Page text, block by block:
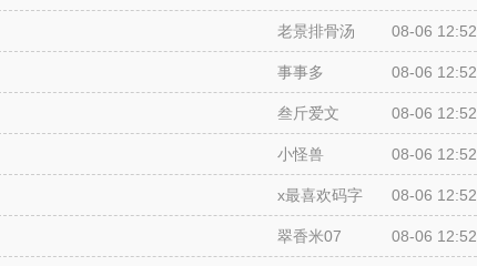
08-06 12:52
老景排骨汤
08-06 12:52
事事多
08-06 12:52
叁斤爱文
08-06 12:52
小怪兽
08-06 12:52
x最喜欢码字
08-06 12:52
翠香米07